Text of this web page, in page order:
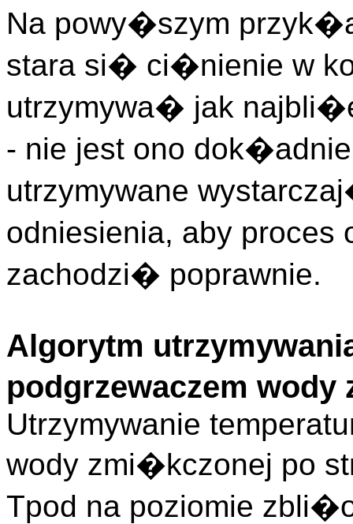
Na powy�szym
stara si� ci�nienie w
utrzymywa� jak
- nie jest ono
utrzymywane
odniesienia, aby
zachodzi� poprawnie.
Algorytm
podgrzewaczem
Utrzymywanie
wody zmi�kczonej po
Tpod na poziomie